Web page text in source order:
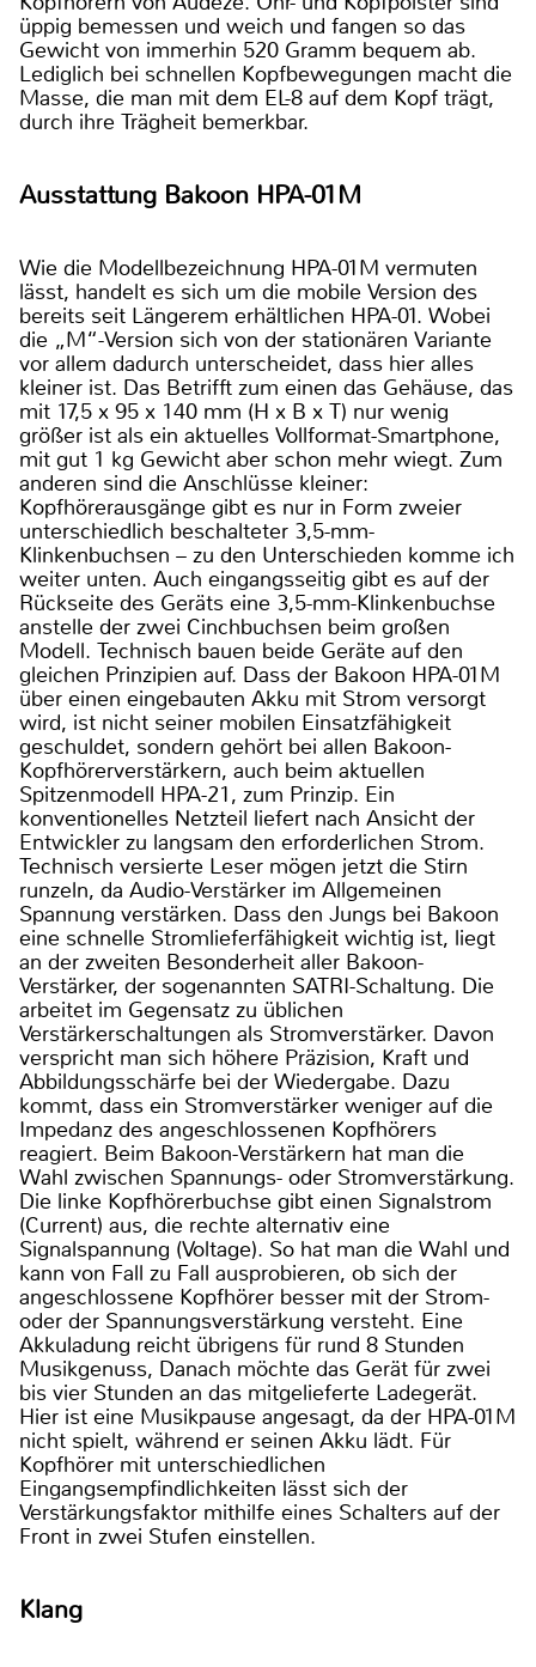
üppig bemessen und weich und fangen so das
Gewicht von immerhin 520 Gramm bequem ab.
Lediglich bei schnellen Kopfbewegungen macht die
Masse, die man mit dem EL-8 auf dem Kopf trägt,
durch ihre Trägheit bemerkbar.
Ausstattung Bakoon HPA-01M
Wie die Modellbezeichnung HPA-01M vermuten
lässt, handelt es sich um die mobile Version des
bereits seit Längerem erhältlichen HPA-01. Wobei
die „M“-Version sich von der stationären Variante
vor allem dadurch unterscheidet, dass hier alles
kleiner ist. Das Betrifft zum einen das Gehäuse, das
mit 17,5 x 95 x 140 mm (H x B x T) nur wenig
größer ist als ein aktuelles Vollformat-Smartphone,
mit gut 1 kg Gewicht aber schon mehr wiegt. Zum
anderen sind die Anschlüsse kleiner:
Kopfhörerausgänge gibt es nur in Form zweier
unterschiedlich beschalteter 3,5-mm-
Klinkenbuchsen – zu den Unterschieden komme ich
weiter unten. Auch eingangsseitig gibt es auf der
Rückseite des Geräts eine 3,5-mm-Klinkenbuchse
anstelle der zwei Cinchbuchsen beim großen
Modell. Technisch bauen beide Geräte auf den
gleichen Prinzipien auf. Dass der Bakoon HPA-01M
über einen eingebauten Akku mit Strom versorgt
wird, ist nicht seiner mobilen Einsatzfähigkeit
geschuldet, sondern gehört bei allen Bakoon-
Kopfhörerverstärkern, auch beim aktuellen
Spitzenmodell HPA-21, zum Prinzip. Ein
konventionelles Netzteil liefert nach Ansicht der
Entwickler zu langsam den erforderlichen Strom.
Technisch versierte Leser mögen jetzt die Stirn
runzeln, da Audio-Verstärker im Allgemeinen
Spannung verstärken. Dass den Jungs bei Bakoon
eine schnelle Stromlieferfähigkeit wichtig ist, liegt
an der zweiten Besonderheit aller Bakoon-
Verstärker, der sogenannten SATRI-Schaltung. Die
arbeitet im Gegensatz zu üblichen
Verstärkerschaltungen als Stromverstärker. Davon
verspricht man sich höhere Präzision, Kraft und
Abbildungsschärfe bei der Wiedergabe. Dazu
kommt, dass ein Stromverstärker weniger auf die
Impedanz des angeschlossenen Kopfhörers
reagiert. Beim Bakoon-Verstärkern hat man die
Wahl zwischen Spannungs- oder Stromverstärkung.
Die linke Kopfhörerbuchse gibt einen Signalstrom
(Current) aus, die rechte alternativ eine
Signalspannung (Voltage). So hat man die Wahl und
kann von Fall zu Fall ausprobieren, ob sich der
angeschlossene Kopfhörer besser mit der Strom-
oder der Spannungsverstärkung versteht. Eine
Akkuladung reicht übrigens für rund 8 Stunden
Musikgenuss, Danach möchte das Gerät für zwei
bis vier Stunden an das mitgelieferte Ladegerät.
Hier ist eine Musikpause angesagt, da der HPA-01M
nicht spielt, während er seinen Akku lädt. Für
Kopfhörer mit unterschiedlichen
Eingangsempfindlichkeiten lässt sich der
Verstärkungsfaktor mithilfe eines Schalters auf der
Front in zwei Stufen einstellen.
Klang